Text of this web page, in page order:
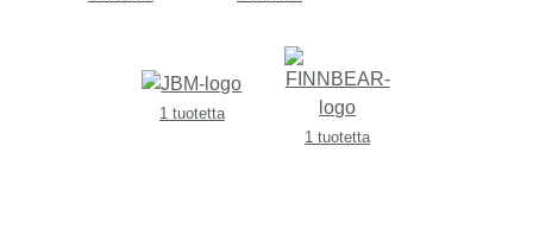
1 tuotetta
1 tuotetta